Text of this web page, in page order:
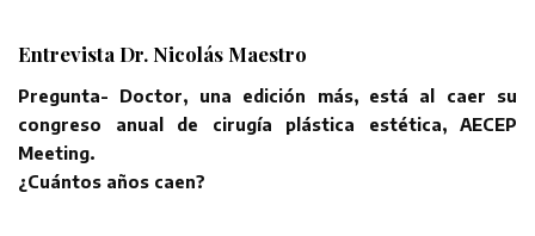
Entrevista Dr. Nicolás Maestro
Pregunta- Doctor, una edición más, está al caer su
congreso anual de cirugía plástica estética, AECEP
Meeting.
¿Cuántos años caen?